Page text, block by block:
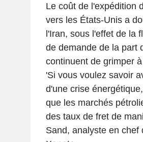
Le coût de l'expédition
vers les États-Unis a
l'Iran, sous l'effet de la
de demande de la part
continuent de grimper
'Si vous voulez savoir
d'une crise
que les marchés
des taux de fret de
Sand, analyste en